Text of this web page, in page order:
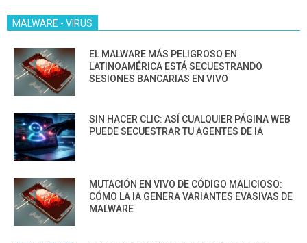
MALWARE - VIRUS
EL MALWARE MÁS PELIGROSO EN
LATINOAMÉRICA ESTÁ SECUESTRANDO
SESIONES BANCARIAS EN VIVO
SIN HACER CLIC: ASÍ CUALQUIER PÁGINA WEB
PUEDE SECUESTRAR TU AGENTES DE IA
MUTACIÓN EN VIVO DE CÓDIGO MALICIOSO:
CÓMO LA IA GENERA VARIANTES EVASIVAS DE
MALWARE